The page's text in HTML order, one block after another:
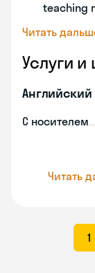
teaching
Читать
Услуги и
С носителем
Читать
1